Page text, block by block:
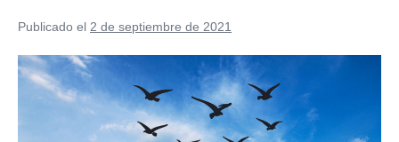
Publicado el 2 de septiembre de 2021